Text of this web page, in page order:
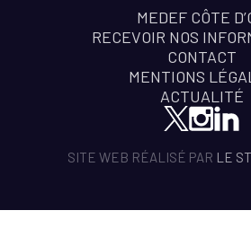
MEDEF CÔTE
RECEVOIR NOS
CONTACT
MENTIONS
ACTUALITÉ
SITE WEB RÉALISÉ PAR LE